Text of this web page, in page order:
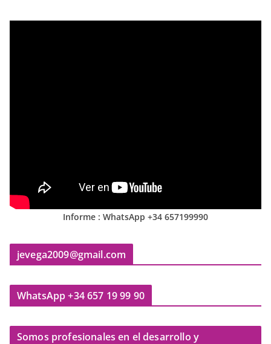
Informe : WhatsApp +34 657199990
jevega2009@gmail.com
WhatsApp +34 657 19 99 90
Somos profesionales en el desarrollo y